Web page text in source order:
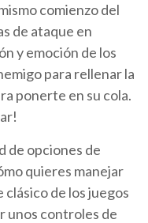
comienzo del
de ataque en
y emoción de los
para rellenar la
ponerte en su cola.
de opciones de
quieres manejar
de los juegos
unos controles de